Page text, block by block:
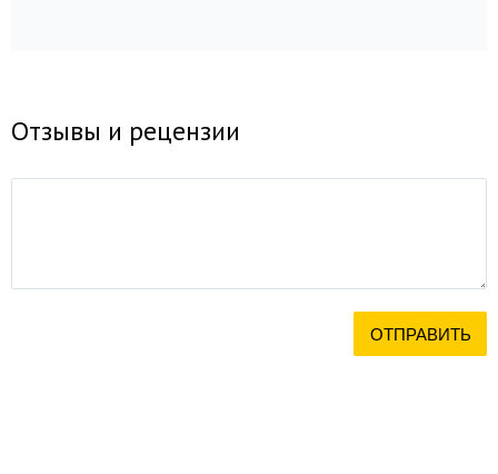
Отзывы и рецензии